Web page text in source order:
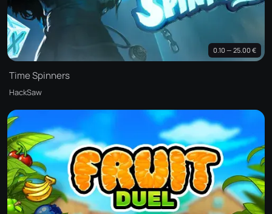
0.10 — 25.00 €
Time Spinners
HackSaw